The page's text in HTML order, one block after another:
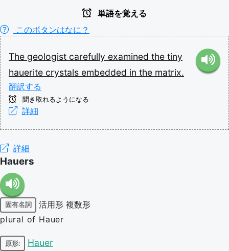
単語を覚える
このボタンはなに？
The geologist carefully examined the tiny
hauerite crystals embedded in the matrix.
翻訳する
聞き取れるようになる
詳細
詳細
Hauers
固有名詞 活用形 複数形
plural of Hauer
原形: Hauer